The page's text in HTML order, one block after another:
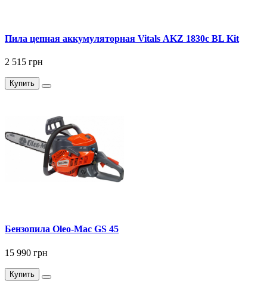
Пила цепная аккумуляторная Vitals AKZ 1830c BL Kit
2 515 грн
Купить
Бензопила Oleo-Mac GS 45
15 990 грн
Купить